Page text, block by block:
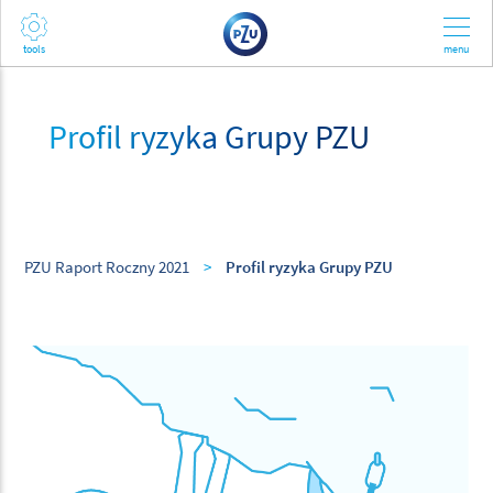
Profil ryzyka Grupy PZU
PZU Raport Roczny 2021 > Profil ryzyka Grupy PZU